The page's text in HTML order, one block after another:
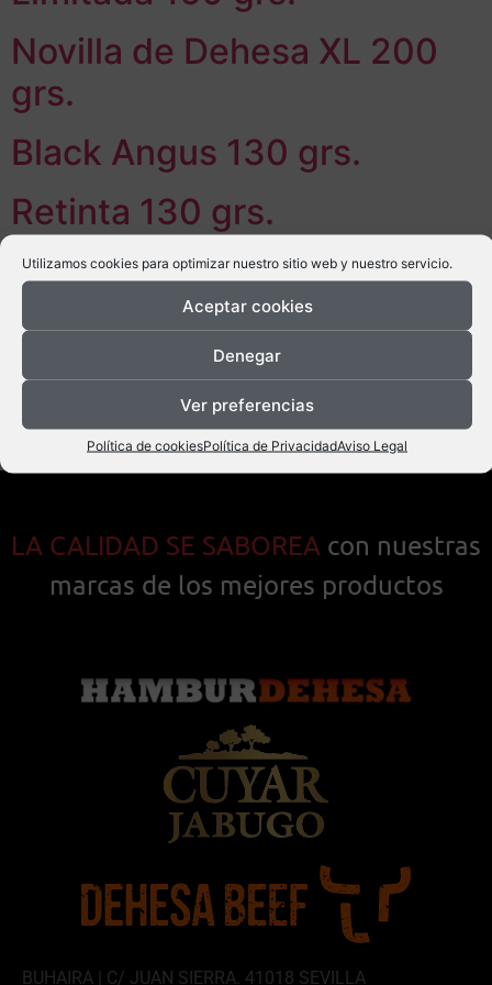
Utilizamos cookies para optimizar nuestro sitio web y nuestro servicio.
Aceptar cookies
Denegar
Ver preferencias
Política de cookiesPolítica de PrivacidadAviso Legal
Novilla de Dehesa XL 200
grs.
Black Angus 130 grs.
Retinta 130 grs.
Tipo criolla 130 grs.
Novilla de Dehesa 130 grs.
Mini-hamburguesas Novilla
( 2 unidades)
LA CALIDAD SE SABOREA con nuestras
marcas de los mejores productos
BUHAIRA | C/ JUAN SIERRA. 41018 SEVILLA